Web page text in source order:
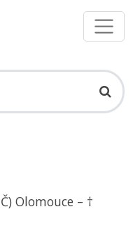
) Olomouce – †